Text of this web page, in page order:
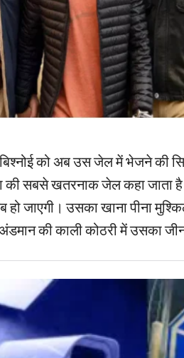
को अब उस जेल में भेजने की
की सबसे खतरनाक जेल कहा जाता
हो जाएगी। उसका खाना पीना
की काली कोठरी में उसका